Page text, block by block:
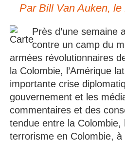
Par Bill Van Auken, le
Près d’une semaine
contre un camp du
armées révolutionnaires
la Colombie, l’Amérique
importante crise
gouvernement et les
commentaires et des
tendue entre la Colombie,
terrorisme en Colombie,